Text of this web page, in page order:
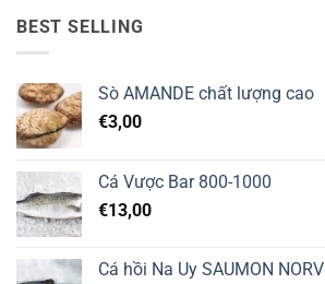
BEST SELLING
Sò AMANDE chất lượng cao
€3,00
Cá Vược Bar 800-1000
€13,00
Cá hồi Na Uy SAUMON NORV